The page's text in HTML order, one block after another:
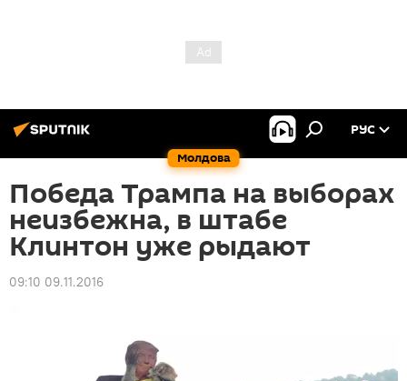
Молдова
РУС
Победа Трампа на выборах
неизбежна, в штабе
Клинтон уже рыдают
09:10 09.11.2016